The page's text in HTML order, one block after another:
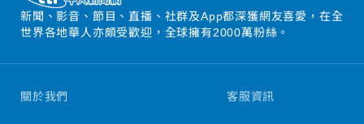
新聞、影音、節目、直播、社群及App都深獲網友喜愛，在全
世界各地華人亦頗受歡迎，全球擁有2000萬粉絲。
關於我們 客服資訊